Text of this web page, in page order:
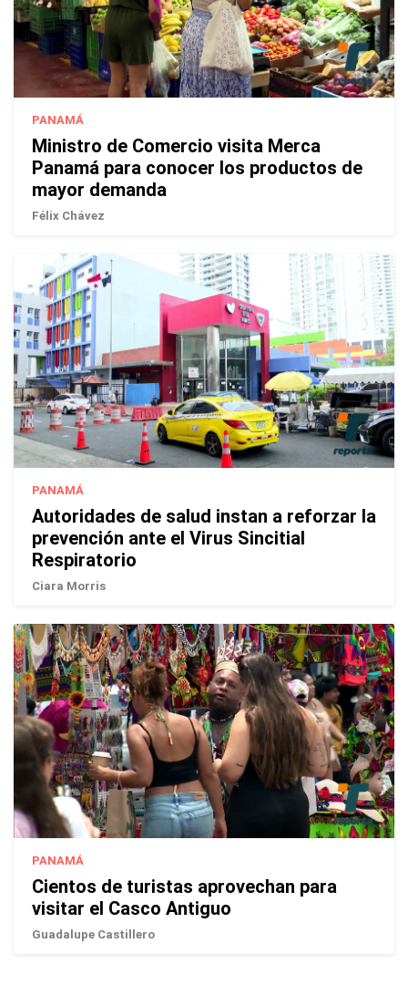
PANAMÁ
Ministro de Comercio visita Merca
Panamá para conocer los productos de
mayor demanda
Félix Chávez
PANAMÁ
Autoridades de salud instan a reforzar la
prevención ante el Virus Sincitial
Respiratorio
Ciara Morris
PANAMÁ
Cientos de turistas aprovechan para
visitar el Casco Antiguo
Guadalupe Castillero